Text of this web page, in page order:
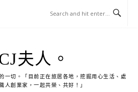
夫人。
一切。「目前正在旅居各地，挖掘用心生活、處
人創業家，一起共榮、共好！」